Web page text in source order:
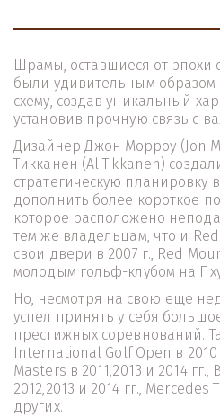
Шрамы, оставшиеся от эпохи
были удивительным
схему, создав уникальный
установив прочную связь с
Дизайнер Джон Морроу (Jon
Тикканен (Al Tikkanen)
стратегическую планировку
дополнить более короткое
которое расположено
тем же владельцам, что и
свои двери в 2007 г., Red
молодым гольф-клубом на
Но, несмотря на свою еще
успел принять у себя
престижных соревнований.
International Golf Open в 2010
Masters в 2011,2013 и 2014
2012,2013 и 2014 гг.,
других.